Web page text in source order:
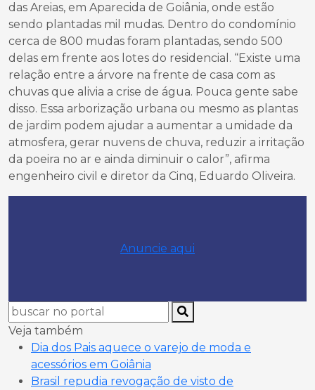
das Areias, em Aparecida de Goiânia, onde estão
sendo plantadas mil mudas. Dentro do condomínio
cerca de 800 mudas foram plantadas, sendo 500
delas em frente aos lotes do residencial. “Existe uma
relação entre a árvore na frente de casa com as
chuvas que alivia a crise de água. Pouca gente sabe
disso. Essa arborização urbana ou mesmo as plantas
de jardim podem ajudar a aumentar a umidade da
atmosfera, gerar nuvens de chuva, reduzir a irritação
da poeira no ar e ainda diminuir o calor”, afirma
engenheiro civil e diretor da Cinq, Eduardo Oliveira.
Anuncie aqui
Veja também
Dia dos Pais aquece o varejo de moda e
acessórios em Goiânia
Brasil repudia revogação de visto de